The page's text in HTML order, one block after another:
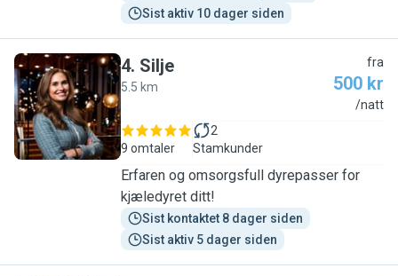
Sist aktiv 10 dager siden
S
4. Silje
5.5 km
fra
500 kr
/natt
9 omtaler
2
Stamkunder
Erfaren og omsorgsfull dyrepasser for
kjæledyret ditt!
Sist kontaktet 8 dager siden
Sist aktiv 5 dager siden